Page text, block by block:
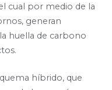
cual por medio de la
generan
huella de carbono
híbrido, que